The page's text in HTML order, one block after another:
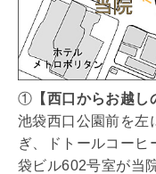
① 【西口からお越し
池袋西口公園前を左
ぎ、ドトールコーヒ
袋ビル602号室が当